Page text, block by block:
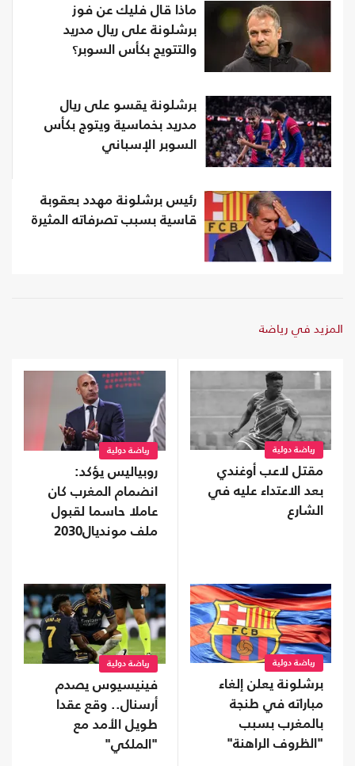
ماذا قال فليك عن فوز
برشلونة على ريال مدريد
والتتويج بكأس السوبر؟
برشلونة يقسو على ريال
مدريد بخماسية ويتوج بكأس
السوبر الإسباني
رئيس برشلونة مهدد بعقوبة
قاسية بسبب تصرفاته المثيرة
المزيد في رياضة
رياضة دولية
مقتل لاعب أوغندي
بعد الاعتداء عليه في
الشارع
رياضة دولية
روبياليس يؤكد:
انضمام المغرب كان
عاملا حاسما لقبول
ملف مونديال2030
رياضة دولية
برشلونة يعلن إلغاء
مباراته في طنجة
بالمغرب بسبب
"الظروف الراهنة"
رياضة دولية
فينيسيوس يصدم
أرسنال.. وقع عقدا
طويل الأمد مع
"الملكي"